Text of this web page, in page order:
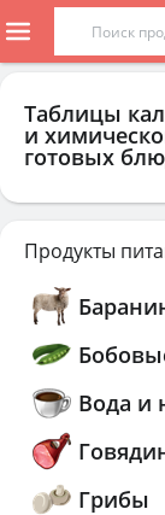
Таблицы
и
готовых
Продукты
Вода и
Грибы